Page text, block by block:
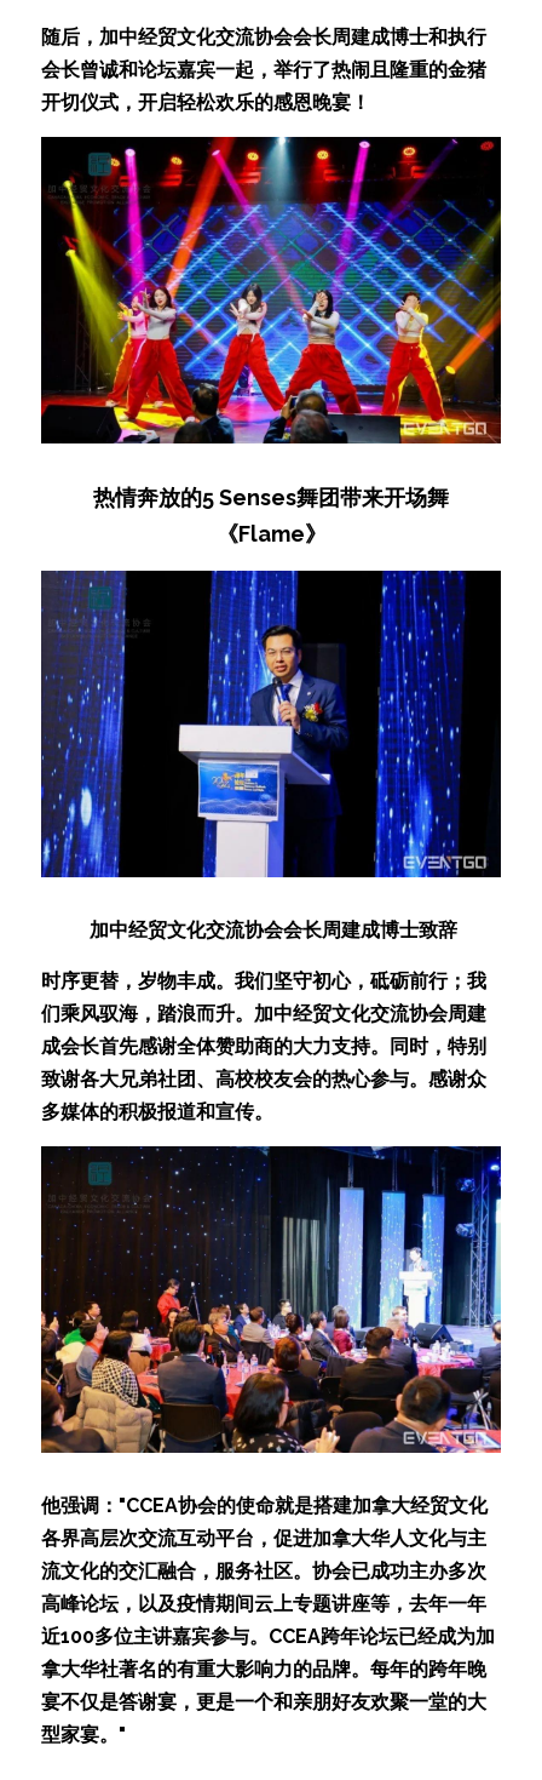
随后，加中经贸文化交流协会会长周建成博士和执行
会长曾诚和论坛嘉宾一起，举行了热闹且隆重的金猪
开切仪式，开启轻松欢乐的感恩晚宴！
热情奔放的5 Senses舞团带来开场舞
《Flame》
加中经贸文化交流协会会长周建成博士致辞
时序更替，岁物丰成。我们坚守初心，砥砺前行；我
们乘风驭海，踏浪而升。加中经贸文化交流协会周建
成会长首先感谢全体赞助商的大力支持。同时，特别
致谢各大兄弟社团、高校校友会的热心参与。感谢众
多媒体的积极报道和宣传。
他强调："CCEA协会的使命就是搭建加拿大经贸文化
各界高层次交流互动平台，促进加拿大华人文化与主
流文化的交汇融合，服务社区。协会已成功主办多次
高峰论坛，以及疫情期间云上专题讲座等，去年一年
近100多位主讲嘉宾参与。CCEA跨年论坛已经成为加
拿大华社著名的有重大影响力的品牌。每年的跨年晚
宴不仅是答谢宴，更是一个和亲朋好友欢聚一堂的大
型家宴。"